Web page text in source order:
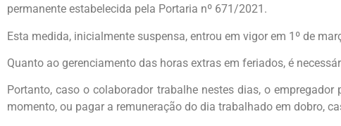
permanente estabelecida pela Portaria nº 671/2021.
Esta medida, inicialmente suspensa, entrou em vigor em 1º de
Quanto ao gerenciamento das horas extras em feriados, é
Portanto, caso o colaborador trabalhe nestes dias, o
momento, ou pagar a remuneração do dia trabalhado em dobro,